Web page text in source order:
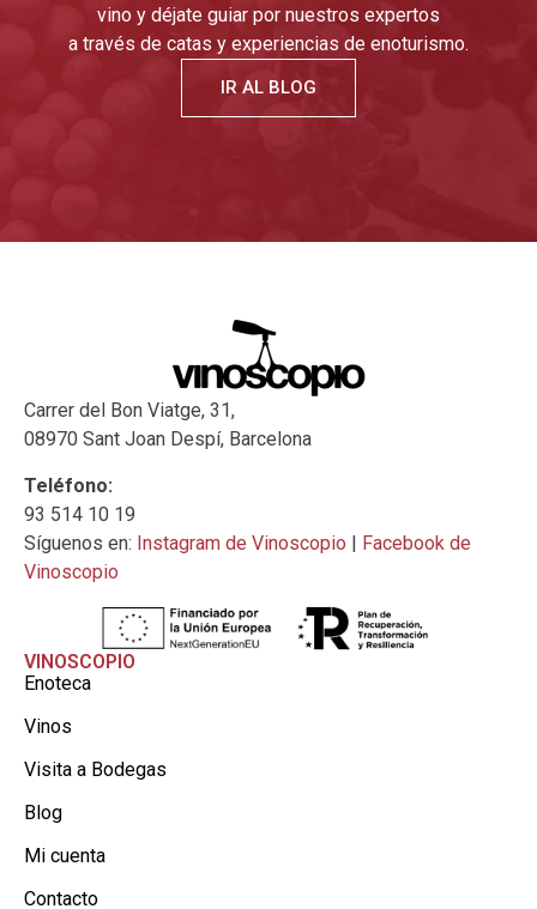
vino y déjate guiar por nuestros expertos
a través de catas y experiencias de enoturismo.
IR AL BLOG
Carrer del Bon Viatge, 31,
08970 Sant Joan Despí, Barcelona
Teléfono:
93 514 10 19
Síguenos en: Instagram de Vinoscopio | Facebook de
Vinoscopio
VINOSCOPIO
Enoteca
Vinos
Visita a Bodegas
Blog
Mi cuenta
Contacto